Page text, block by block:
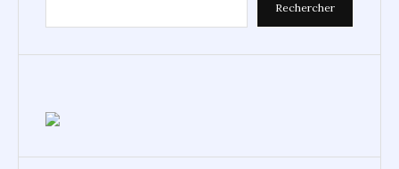
Rechercher